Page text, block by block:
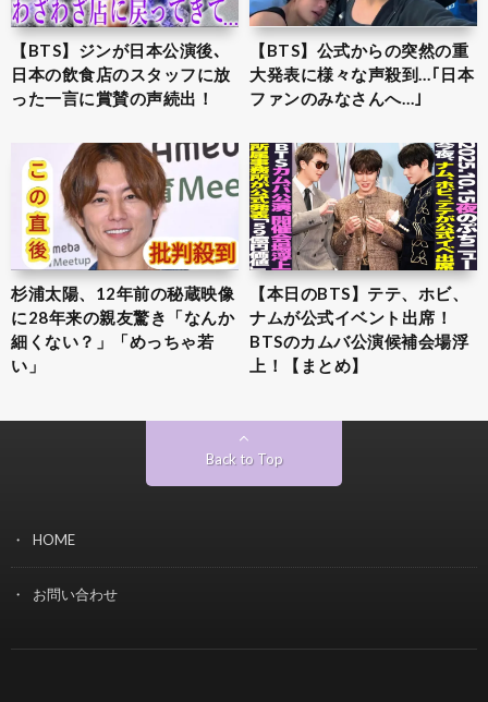
【BTS】ジンが日本公演後､
日本の飲食店のスタッフに放
った一言に賞賛の声続出！
【BTS】公式からの突然の重
大発表に様々な声殺到…｢日本
ファンのみなさんへ…｣
杉浦太陽、12年前の秘蔵映像
に28年来の親友驚き「なんか
細くない？」「めっちゃ若
い」
【本日のBTS】テテ、ホビ、
ナムが公式イベント出席！
BTSのカムバ公演候補会場浮
上！【まとめ】
Back to Top
HOME
お問い合わせ